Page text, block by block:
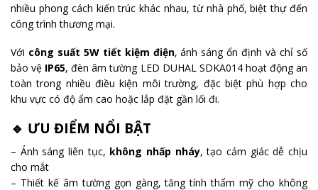
nhiều phong cách kiến trúc khác nhau, từ nhà phố, biệt thự đến
công trình thương mại.
Với công suất 5W tiết kiệm điện, ánh sáng ổn định và chỉ số
bảo vệ IP65, đèn âm tường LED DUHAL SDKA014 hoạt động an
toàn trong nhiều điều kiện môi trường, đặc biệt phù hợp cho
khu vực có độ ẩm cao hoặc lắp đặt gần lối đi.
🔹 ƯU ĐIỂM NỔI BẬT
– Ánh sáng liên tục, không nhấp nháy, tạo cảm giác dễ chịu
cho mắt
– Thiết kế âm tường gọn gàng, tăng tính thẩm mỹ cho không